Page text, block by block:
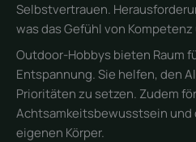
Selbstvertrauen.
was das Gefühl von
Outdoor-Hobbys bieten Raum
Entspannung. Sie helfen, den
Prioritäten zu setzen. Zudem
Achtsamkeitsbewusstsein und
eigenen Körper.